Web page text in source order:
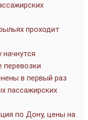
проходит
перевозки
в первый раз
пассажирских
по Дону, цены на